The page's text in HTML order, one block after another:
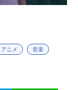
アニメ 音楽